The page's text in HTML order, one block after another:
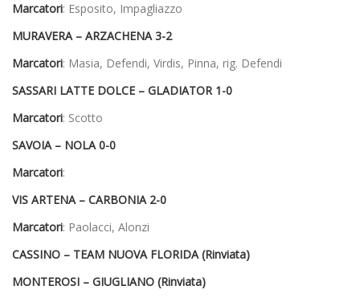
Marcatori: Esposito, Impagliazzo
MURAVERA – ARZACHENA 3-2
Marcatori: Masia, Defendi, Virdis, Pinna, rig. Defendi
SASSARI LATTE DOLCE – GLADIATOR 1-0
Marcatori: Scotto
SAVOIA – NOLA 0-0
Marcatori:
VIS ARTENA – CARBONIA 2-0
Marcatori: Paolacci, Alonzi
CASSINO – TEAM NUOVA FLORIDA (Rinviata)
MONTEROSI – GIUGLIANO (Rinviata)